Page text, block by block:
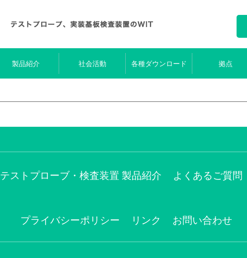
製品紹介 社会活動 各種ダウンロード 拠点
テストプローブ・検査装置 製品紹介 よくあるご質問
プライバシーポリシー リンク お問い合わせ